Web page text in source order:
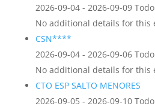
2026-09-04 - 2026-09-09
No additional details for this
CSN****
2026-09-04 - 2026-09-06
No additional details for this
CTO ESP SALTO MENORES
2026-09-05 - 2026-09-10